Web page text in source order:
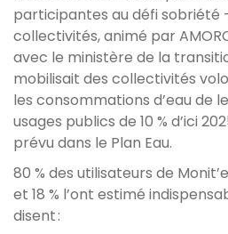
participantes au défi sobriété -
collectivités, animé par
avec le ministère de la
mobilisait des collectivités
les consommations d’eau de
usages publics de 10 % d’ici
prévu dans le Plan Eau.
80 % des utilisateurs de
et 18 % l’ont estimé
disent :